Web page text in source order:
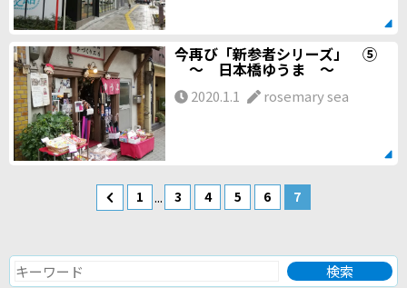
今再び「新参者シリーズ」 ⑤
～ 日本橋ゆうま ～
2020.1.1 rosemary sea
1 ... 3 4 5 6 7